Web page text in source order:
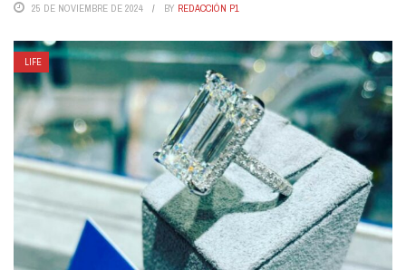
25 DE NOVIEMBRE DE 2024 BY REDACCIÓN P1
LIFE